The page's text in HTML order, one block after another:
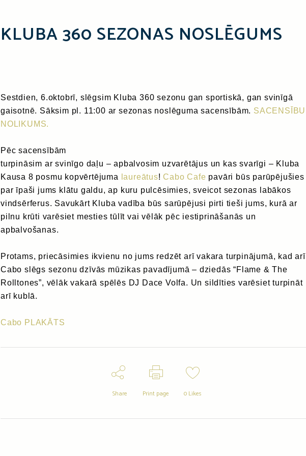
KLUBA 360 SEZONAS NOSLĒGUMS
Sestdien, 6.oktobrī, slēgsim Kluba 360 sezonu gan sportiskā, gan svinīgā
gaisotnē. Sāksim pl. 11:00 ar sezonas noslēguma sacensībām. SACENSĪBU
NOLIKUMS.
Pēc sacensībām
turpināsim ar svinīgo daļu – apbalvosim uzvarētājus un kas svarīgi – Kluba
Kausa 8 posmu kopvērtējuma
laureātus!Cabo Cafe pavāri būs parūpējušies
par īpaši jums klātu galdu, ap kuru pulcēsimies, sveicot sezonas labākos
vindsērferus. Savukārt Kluba vadība būs sarūpējusi pirti tieši jums, kurā ar
pilnu krūti varēsiet mesties tūlīt vai vēlāk pēc iestiprināšanās un
apbalvošanas.
Protams, priecāsimies ikvienu no jums redzēt arī vakara turpinājumā, kad arī
Cabo slēgs sezonu dzīvās mūzikas pavadījumā – dziedās “Flame & The
Rolltones”, vēlāk vakarā spēlēs DJ Dace Volfa. Un sildīties varēsiet turpināt
arī kublā.
Cabo PLAKĀTS
Share Print page 0 Likes